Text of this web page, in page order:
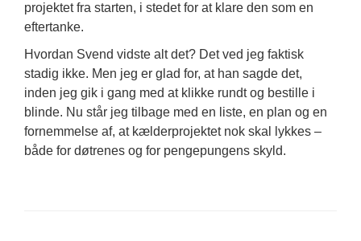
projektet fra starten, i stedet for at klare den som en
eftertanke.
Hvordan Svend vidste alt det? Det ved jeg faktisk
stadig ikke. Men jeg er glad for, at han sagde det,
inden jeg gik i gang med at klikke rundt og bestille i
blinde. Nu står jeg tilbage med en liste, en plan og en
fornemmelse af, at kælderprojektet nok skal lykkes –
både for døtrenes og for pengepungens skyld.